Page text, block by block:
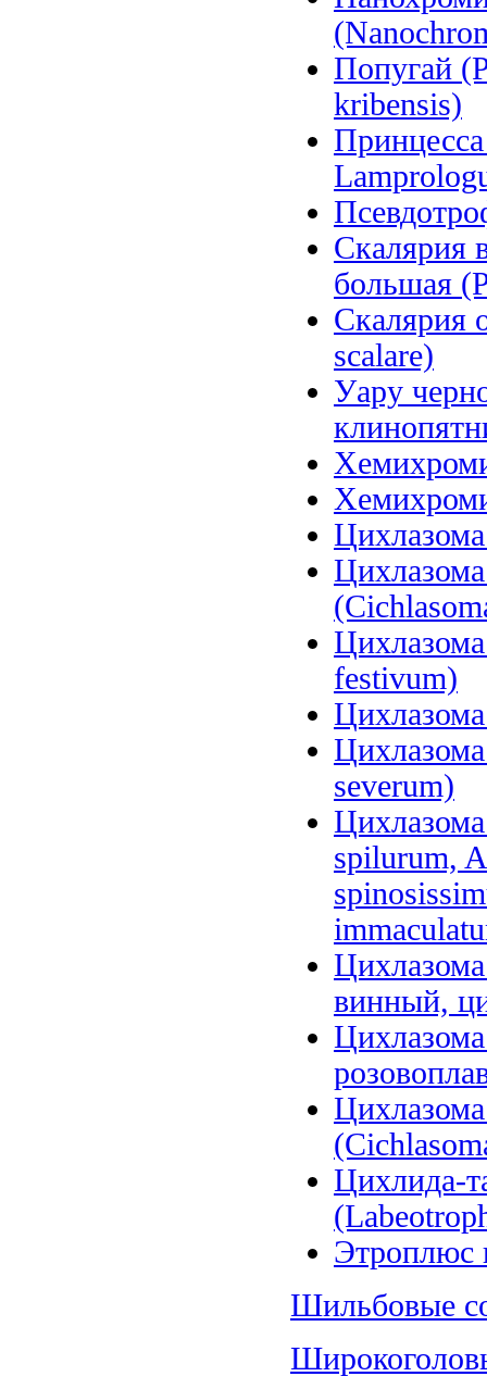
Попугай
kribensis)
Скалярия
большая
Скалярия
scalare)
Уару
festivum)
severum)
Цихлазома
spilurum,
винный,
Цихлида-
Этроплюс
Шильбовые